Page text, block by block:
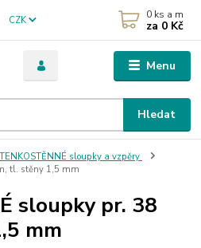
Menu
CZK
Hledat
0 ks a m
za 0 Kč
TENKOSTĚNNÉ sloupky a vzpěry
tl. stěny 1,5 mm
sloupky pr. 38
mm